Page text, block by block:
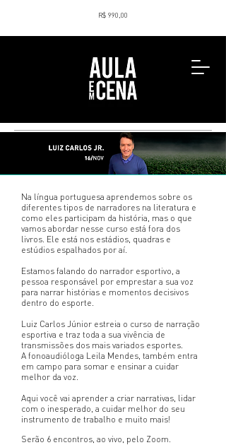
R$ 990,00
Na língua portuguesa aprendemos sobre os
diferentes tipos de narradores na literatura e
como eles participam da história, mas o que
vamos abordar nesse curso está fora dos
livros. Ele está nos estádios, quadras e
estúdios espalhados por aí.
Estamos falando do narrador esportivo, a
pessoa responsável por emprestar a sua voz
para narrar histórias e momentos decisivos
dentro do esporte.
Luiz Carlos Júnior estreia o curso de narração
esportiva e traz toda a sua vivência de
transmissões dos mais variados esportes.
A fonoaudióloga Leila Mendes, também entra
em campo para somar e ensinar a cuidar
melhor da voz.
Aqui você vai aprender a criar narrativas, lidar
com o inesperado, a cuidar melhor do seu
instrumento de trabalho e muito mais!
Serão 6 encontros, ao vivo, pelo Zoom.